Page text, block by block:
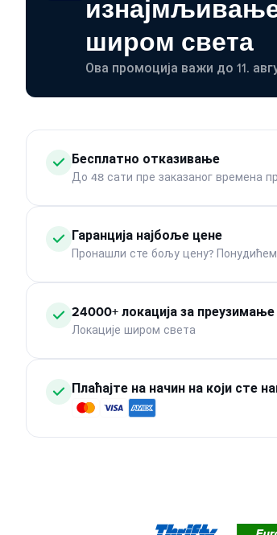
широм света
Ова промоција важи до 11.
Бесплатно отказивање
До 48 сати пре заказаног времена
Гаранција најбоље цене
Пронашли сте бољу цену?
24000+ локација за преузимање
Локације широм света
Плаћајте на начин на који сте